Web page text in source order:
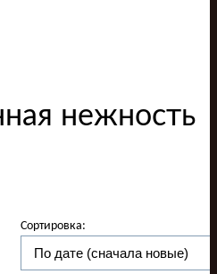
нежность
Сортировка: